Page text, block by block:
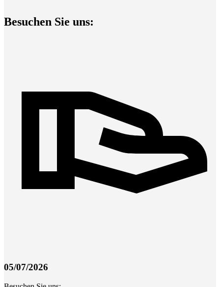
Besuchen Sie uns:
05/07/2026